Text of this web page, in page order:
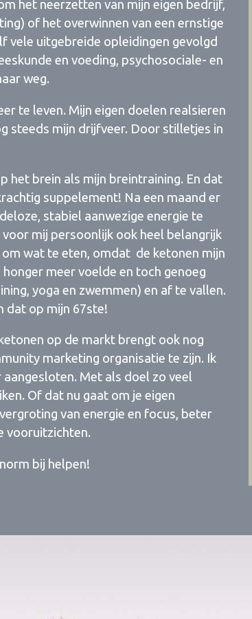
het neerzetten van mijn eigen bedrijf,
of het overwinnen van een ernstige
vele uitgebreide opleidingen gevolgd
en voeding, psychosociale- en
weg.
te leven. Mijn eigen doelen realsieren
steeds mijn drijfveer. Door stilletjes in
het brein als mijn breintraining. En dat
suppelement! Na een maand er
stabiel aanwezige energie te
mij persoonlijk ook heel belangrijk
wat te eten, omdat de ketonen mijn
meer voelde en toch genoeg
yoga en zwemmen) en af te vallen.
dat op mijn 67ste!
op de markt brengt ook nog
marketing organisatie te zijn. Ik
Met als doel zo veel
Of dat nu gaat om je eigen
van energie en focus, beter
vooruitzichten.
bij helpen!